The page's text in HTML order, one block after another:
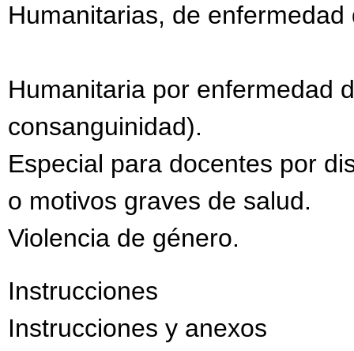
Humanitarias, de
Humanitaria por enfermedad
consanguinidad).
Especial para docentes por
o motivos graves de salud.
Violencia de género.
Instrucciones
Instrucciones y anexos